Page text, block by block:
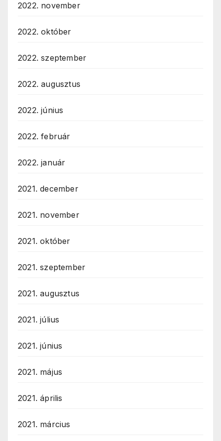
2022. november
2022. október
2022. szeptember
2022. augusztus
2022. június
2022. február
2022. január
2021. december
2021. november
2021. október
2021. szeptember
2021. augusztus
2021. július
2021. június
2021. május
2021. április
2021. március